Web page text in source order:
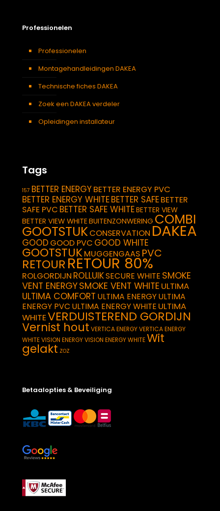
Professionelen
Professionelen
Montagehandleidingen DAKEA
Technische fiches DAKEA
Zoek een DAKEA verdeler
Opleidingen installateur
Tags
157 BETTER ENERGYBETTER ENERGY PVC
BETTER ENERGY WHITEBETTER SAFEBETTER
SAFE PVC BETTER SAFE WHITEBETTER VIEW
BETTER VIEW WHITEBUITENZONWERING COMBI
GOOTSTUKCONSERVATION DAKEA
GOOD GOOD PVC GOOD WHITE
GOOTSTUKMUGGENGAAS PVC
RETOUR RETOUR 80%
ROLGORDIJN ROLLUIKSECURE WHITE SMOKE
VENT ENERGYSMOKE VENT WHITE ULTIMA
ULTIMA COMFORT ULTIMA ENERGYULTIMA
ENERGY PVC ULTIMA ENERGY WHITE ULTIMA
WHITEVERDUISTEREND GORDIJN
Vernist hout VERTICA ENERGYVERTICA ENERGY
WHITEVISION ENERGYVISION ENERGY WHITEWit
gelakt ZOZ
Betaalopties & Beveiliging